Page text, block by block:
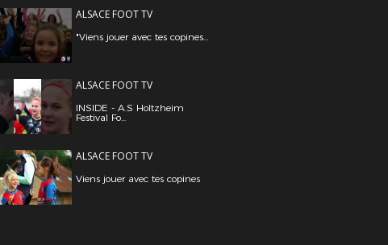
ALSACE FOOT TV
"Viens jouer avec tes copines...
ALSACE FOOT TV
INSIDE - A.S Holtzheim
Festival Fo...
ALSACE FOOT TV
Viens jouer avec tes copines